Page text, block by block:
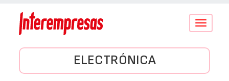
Conmutar
ELECTRÓNICA